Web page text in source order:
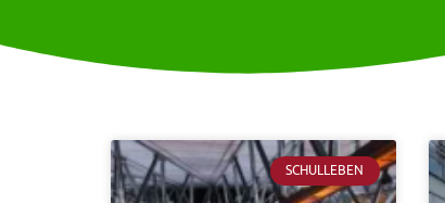
SCHULLEBEN